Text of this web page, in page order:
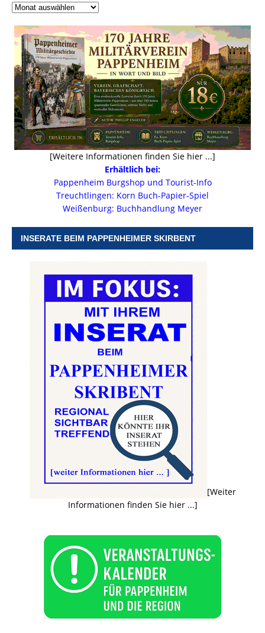
[Weitere Informationen finden Sie hier ...]
Erhältlich bei:
Pappenheim Burgshop und Tourist-Info
Treuchtlingen: Korn Buch-Papier-Spiel
Weißenburg: Buchhandlung Meyer
INSERATE BEIM PAPPENHEIMER SKIRBENT
[Weiter
Informationen finden Sie hier ...]